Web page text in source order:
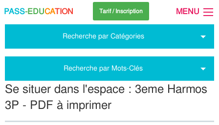
PASS-EDUCATION Tarif / Inscription MENU
Recherche par Catégories
Recherche par Mots-Clés
Se situer dans l'espace : 3eme Harmos
3P - PDF à imprimer